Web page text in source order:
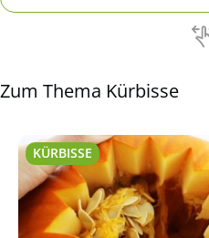
Zum Thema Kürbisse
KÜRBISSE